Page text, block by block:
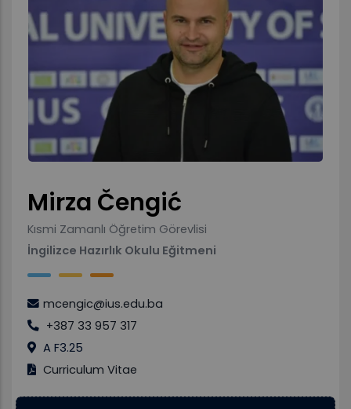
Mirza Čengić
Kısmi Zamanlı Öğretim Görevlisi
İngilizce Hazırlık Okulu Eğitmeni
mcengic@ius.edu.ba
+387 33 957 317
A F3.25
Curriculum Vitae